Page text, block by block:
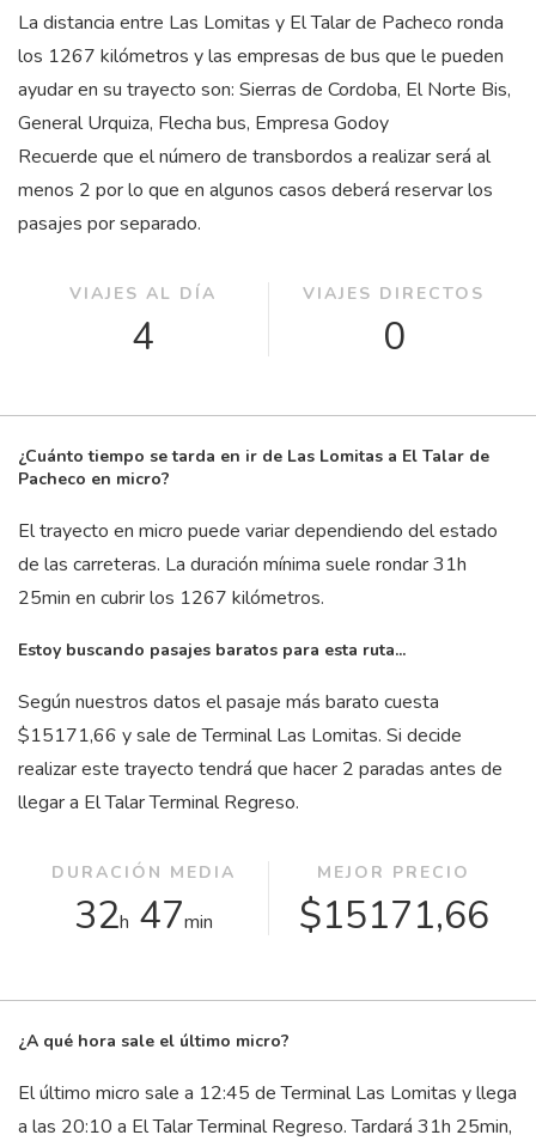
La distancia entre Las Lomitas y El Talar de Pacheco ronda
los 1267 kilómetros y las empresas de bus que le pueden
ayudar en su trayecto son: Sierras de Cordoba, El Norte Bis,
General Urquiza, Flecha bus, Empresa Godoy
Recuerde que el número de transbordos a realizar será al
menos 2 por lo que en algunos casos deberá reservar los
pasajes por separado.
VIAJES AL DÍA
4
VIAJES DIRECTOS
0
¿Cuánto tiempo se tarda en ir de Las Lomitas a El Talar de
Pacheco en micro?
El trayecto en micro puede variar dependiendo del estado
de las carreteras. La duración mínima suele rondar 31h
25min en cubrir los 1267 kilómetros.
Estoy buscando pasajes baratos para esta ruta...
Según nuestros datos el pasaje más barato cuesta
$15171,66 y sale de Terminal Las Lomitas. Si decide
realizar este trayecto tendrá que hacer 2 paradas antes de
llegar a El Talar Terminal Regreso.
DURACIÓN MEDIA
32h 47min
MEJOR PRECIO
$15171,66
¿A qué hora sale el último micro?
El último micro sale a 12:45 de Terminal Las Lomitas y llega
a las 20:10 a El Talar Terminal Regreso. Tardará 31h 25min,